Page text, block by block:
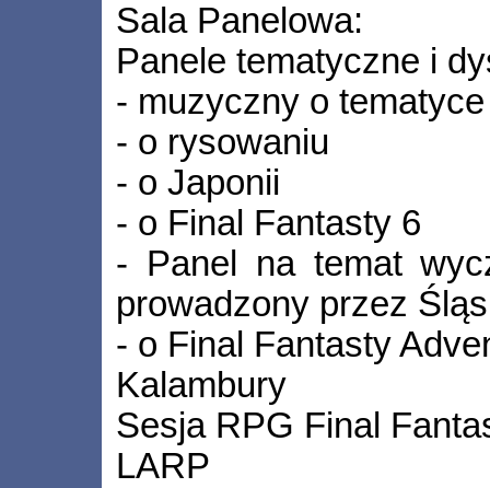
Sala Panelowa:
Panele tematyczne i
- muzyczny o
- o rysowaniu
- o Japonii
- o Final Fantasty 6
- Panel na temat
prowadzony przez
- o Final Fantasty
Kalambury
Sesja RPG Final
LARP